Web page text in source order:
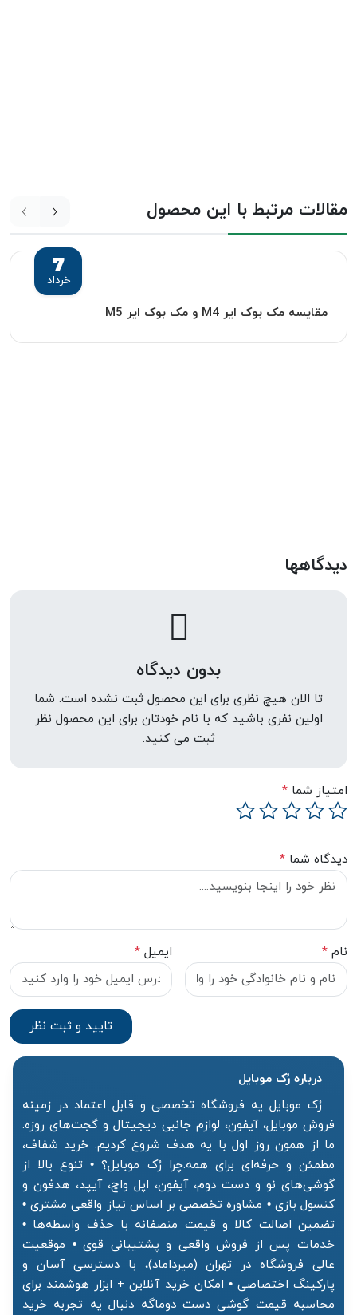
مقالات مرتبط با این محصول
7
خرداد
مقایسه مک بوک ایر M4 و مک بوک ایر M5
دیدگاهها
بدون دیدگاه
تا الان هیچ نظری برای این محصول ثبت نشده است. شما
اولین نفری باشید که با نام خودتان برای این محصول نظر
ثبت می کنید.
امتیاز شما *
دیدگاه شما *
نام * ایمیل *
درباره رُک‌ موبایل
رُک موبایل یه فروشگاه تخصصی و قابل اعتماد در زمینه
فروش موبایل، آیفون، لوازم جانبی دیجیتال و گجت‌های روزه.
ما از همون روز اول با یه هدف شروع کردیم: خرید شفاف،
مطمئن و حرفه‌ای برای همه.چرا رُک موبایل؟ • تنوع بالا از
گوشی‌های نو و دست دوم، آیفون، اپل واچ، آیپد، هدفون و
کنسول بازی • مشاوره تخصصی بر اساس نیاز واقعی مشتری •
تضمین اصالت کالا و قیمت منصفانه با حذف واسطه‌ها •
خدمات پس از فروش واقعی و پشتیبانی قوی • موقعیت
عالی فروشگاه در تهران (میرداماد)، با دسترسی آسان و
پارکینگ اختصاصی • امکان خرید آنلاین + ابزار هوشمند برای
محاسبه قیمت گوشی دست دوماگه دنبال یه تجربه خرید